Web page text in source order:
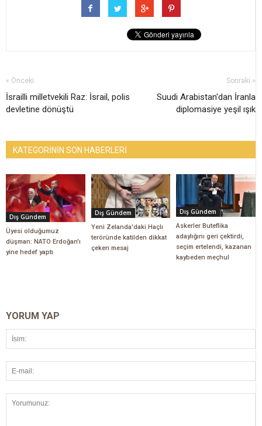
« Önceki
İsrailli milletvekili Raz: İsrail, polis
devletine dönüştü
Sonraki »
Suudi Arabistan'dan İranla
diplomasiye yeşil ışık
KATEGORİNİN SON HABERLERİ
Dış Gündem
Üyesi olduğumuz
düşman: NATO Erdoğan'ı
yine hedef yaptı
Dış Gündem
Yeni Zelanda'daki Haçlı
teröründe katilden dikkat
çeken mesaj
Dış Gündem
Askerler Buteflika
adaylığını geri çektirdi,
seçim ertelendi, kazanan
kaybeden meçhul
YORUM YAP